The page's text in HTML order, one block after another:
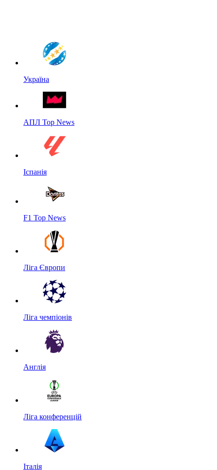
Україна
АПЛ Top News
Іспанія
F1 Top News
Ліга Європи
Ліга чемпіонів
Англія
Ліга конференцій
Італія